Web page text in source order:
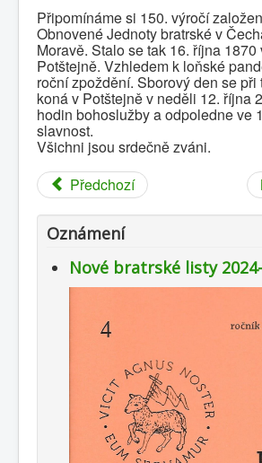
Kalendář
Kontakty
Sbory
Dokumenty
Galerie
Napište nám
Publikace
Připomínáme si 150. výročí
Obnovené Jednoty bratrské v
Moravě. Stalo se tak 16. října 1870
Potštejně. Vzhledem k loňské
roční zpoždění. Sborový den se při
koná v Potštejně v neděli 12. října
hodin bohoslužbya odpoledne ve
slavnost.
Všichni jsou srdečně zváni.
Předchozí
Oznámení
Nové bratrské listy